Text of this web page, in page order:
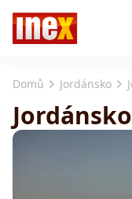
Domů Jordánsko